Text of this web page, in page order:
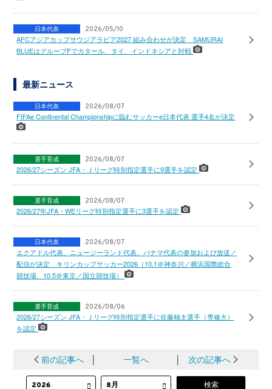
日本代表 2026/05/10
AFCアジアカップサウジアラビア2027 組み合わせが決定 SAMURAI
BLUEはグループFでカタール、タイ、インドネシアと対戦
最新ニュース
日本代表 2026/08/07
FIFAe Continental Championshipに臨むサッカーe日本代表 選手4名が決定
選手育成 2026/08/07
2026/27シーズン JFA・Ｊリーグ特別指定選手に9選手を認定
選手育成 2026/08/07
2026/27年JFA・WEリーグ特別指定選手に3選手を認定
日本代表 2026/08/07
エクアドル代表、ニュージーランド代表、パナマ代表の参加および放送／
配信が決定 キリンカップサッカー2026（10.1＠神奈川／横浜国際総合
競技場、10.5＠東京／国立競技場）
選手育成 2026/08/06
2026/27シーズン JFA・Ｊリーグ特別指定選手に佐藤柚太選手（専修大）
を認定
前の記事へ │ 一覧へ │ 次の記事へ